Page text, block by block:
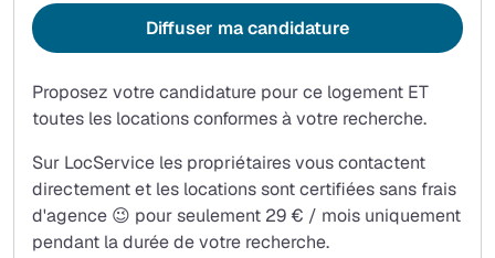
Proposez votre candidature pour ce logement ET
toutes les locations conformes à votre recherche.
Sur LocService les propriétaires vous contactent
directement et les locations sont certifiées sans frais
d'agence 😉 pour seulement 29 € / mois uniquement
pendant la durée de votre recherche.
Diffuser ma candidature